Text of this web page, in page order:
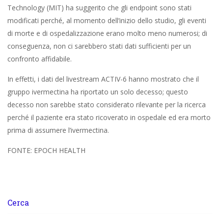
Technology (MIT) ha suggerito che gli endpoint sono stati
modificati perché, al momento dell’inizio dello studio, gli eventi
di morte e di ospedalizzazione erano molto meno numerosi; di
conseguenza, non ci sarebbero stati dati sufficienti per un
confronto affidabile.
In effetti, i dati del livestream ACTIV-6 hanno mostrato che il
gruppo ivermectina ha riportato un solo decesso; questo
decesso non sarebbe stato considerato rilevante per la ricerca
perché il paziente era stato ricoverato in ospedale ed era morto
prima di assumere l’ivermectina.
FONTE: EPOCH HEALTH
Cerca